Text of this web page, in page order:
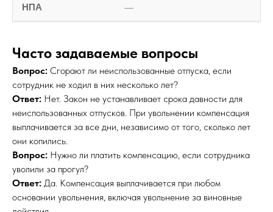
—
Часто задаваемые вопросы
Вопрос: Сгорают ли неиспользованные отпуска, если
сотрудник не ходил в них несколько лет?
Ответ: Нет. Закон не устанавливает срока давности для
неиспользованных отпусков. При увольнении компенсация
выплачивается за все дни, независимо от того, сколько лет
они копились.
Вопрос: Нужно ли платить компенсацию, если сотрудника
уволили за прогул?
Ответ: Да. Компенсация выплачивается при любом
основании увольнения, включая увольнение за виновные